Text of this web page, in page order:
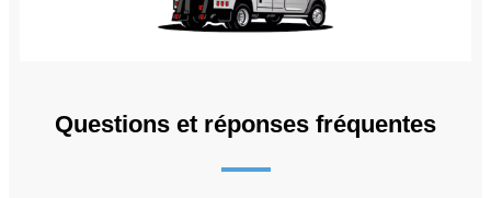
Questions et réponses fréquentes